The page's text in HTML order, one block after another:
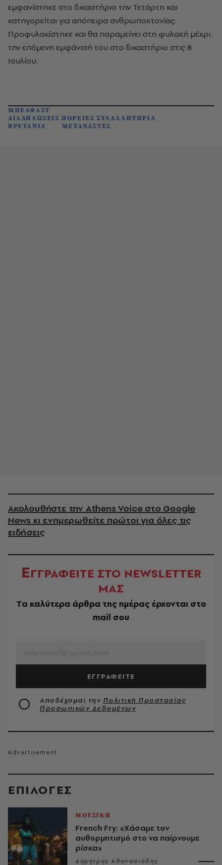
EΠΙΛΟΓΈΣ
ΜΟΥΣΙΚΗ
French Fry: «Χάσαμε τον
αυθορμητισμό στο να παίρνουμε
ρίσκα»
Δημήτρης Αθανασιάδης
εμφανίστηκε στο δικαστήριο την Τετάρτη και
κατηγορείται για απόπειρα ανθρωποκτονίας.
Προφυλακίστηκε και θα παραμείνει στη φυλακή μέχρι
την επόμενη εμφάνισή του στο δικαστήριο στις 8
Ιουλίου.
ΜΠΕΛΦΑΣΤ
ΔΙΑΔΗΛΩΣΕΙΣ ΠΟΡΕΙΕΣ ΣΥΛΛΑΛΗΤΗΡΙΑ
ΒΡΕΤΑΝΙΑ
ΜΕΤΑΝΑΣΤΕΣ
Ακολουθήστε την Athens Voice στο Google
News κι ενημερωθείτε πρώτοι για όλες τις
ειδήσεις
ΕΓΓΡΑΦΕΙΤΕ ΣΤΟ NEWSLETTER
ΜΑΣ
Tα καλύτερα άρθρα της ημέρας έρχονται στο
mail σου
ΕΓΓΡΑΦΕΙΤΕ
Αποδέχομαι την Πολιτική Προστασίας
Προσωπικών Δεδομένων